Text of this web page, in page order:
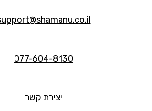
077-604-8130
יצירת קשר